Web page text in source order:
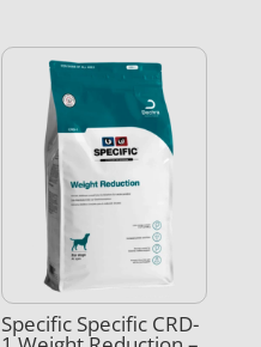
Specific Specific CRD-